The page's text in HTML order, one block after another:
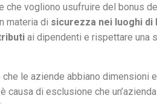
che vogliono usufruire del bonus
materia di sicurezza nei luoghi di
ai dipendenti e rispettare una
che le aziende abbiano dimensioni
causa di esclusione che